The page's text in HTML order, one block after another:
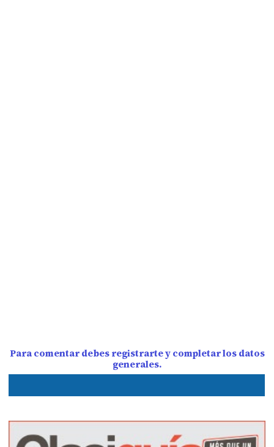
Para comentar debes registrarte y completar los datos
generales.